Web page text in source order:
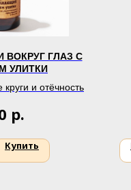
ВОКРУГ ГЛАЗ С
УЛИТКИ
и отёчность
р.
Купить